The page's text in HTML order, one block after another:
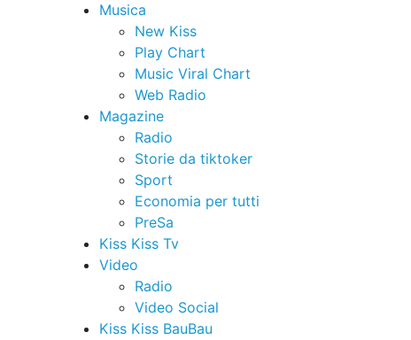
Musica
New Kiss
Play Chart
Music Viral Chart
Web Radio
Magazine
Radio
Storie da tiktoker
Sport
Economia per tutti
PreSa
Kiss Kiss Tv
Video
Radio
Video Social
Kiss Kiss BauBau